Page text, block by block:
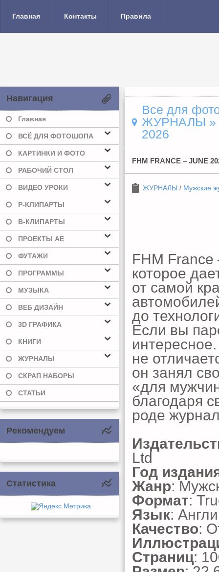
Главная Контакты Правила
Навигация
Главная
ВСЁ ДЛЯ ФОТОШОПА
КАРТИНКИ И ФОТО
РАБОЧИЙ СТОЛ
ВИДЕО УРОКИ
Р-КЛИПАРТЫ
В-КЛИПАРТЫ
ПРОЕКТЫ AE
ФУТАЖИ
ПРОГРАММЫ
МУЗЫКА
ВЕБ ДИЗАЙН
3D ГРАФИКА
КНИГИ
ЖУРНАЛЫ
СКРАП НАБОРЫ
СТАТЬИ
Рекомендуем
Статистика
Все для
ЖУРНАЛЫ »
2026
FHM FRANCE – JUNE
ЖУРНАЛЫ / Мужские
FHM
которое
от самой
до
Если вы
не
он занял
«для
благодаря
роде
Ltd
Год
Жанр:
Формат:
Язык:
Качество:
Страниц: